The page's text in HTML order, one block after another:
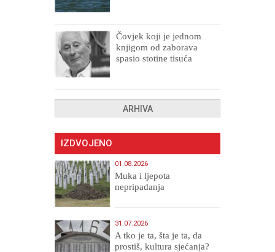
Čovjek koji je jednom
knjigom od zaborava
spasio stotine tisuća
ARHIVA
IZDVOJENO
01.08.2026
Muka i ljepota
nepripadanja
31.07.2026
A tko je ta, šta je ta, da
prostiš, kultura sjećanja?